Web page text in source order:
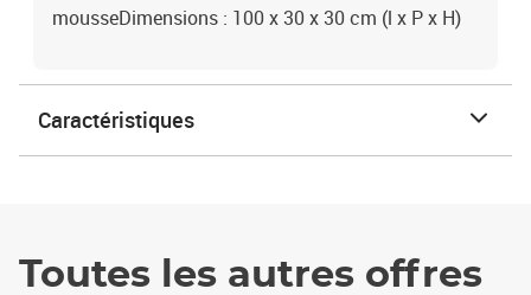
mousseDimensions : 100 x 30 x 30 cm (l x P x H)
Caractéristiques
Toutes les autres offres